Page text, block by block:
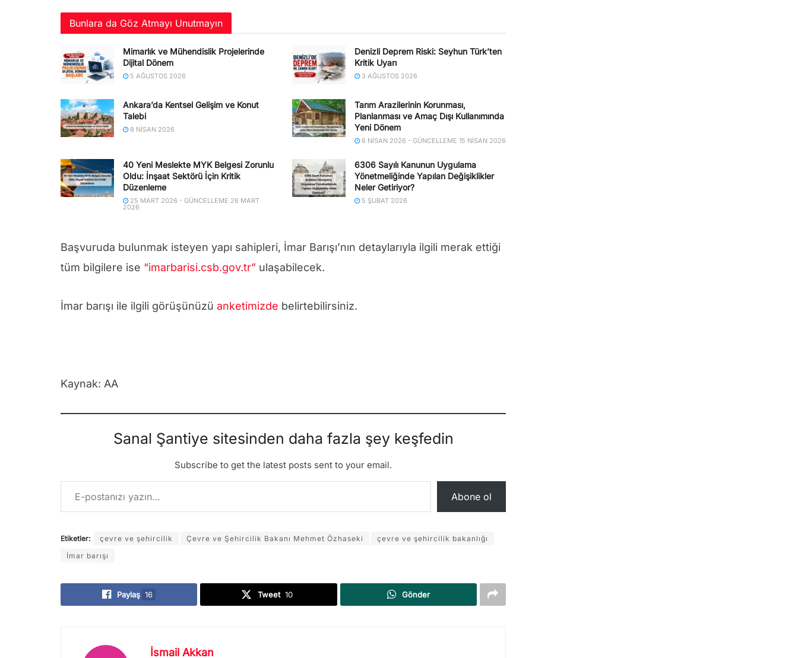
Bunlara da Göz Atmayı Unutmayın
Mimarlık ve Mühendislik Projelerinde
Dijital Dönem
5 AĞUSTOS 2026
Denizli Deprem Riski: Seyhun Türk’ten
Kritik Uyarı
3 AĞUSTOS 2026
Ankara’da Kentsel Gelişim ve Konut
Talebi
8 NISAN 2026
Tarım Arazilerinin Korunması,
Planlanması ve Amaç Dışı Kullanımında
Yeni Dönem
6 NISAN 2026 - GÜNCELLEME 15 NISAN 2026
40 Yeni Meslekte MYK Belgesi Zorunlu
Oldu: İnşaat Sektörü İçin Kritik
Düzenleme
25 MART 2026 - GÜNCELLEME 26 MART
2026
6306 Sayılı Kanunun Uygulama
Yönetmeliğinde Yapılan Değişiklikler
Neler Getiriyor?
5 ŞUBAT 2026
Başvuruda bulunmak isteyen yapı sahipleri, İmar Barışı’nın detaylarıyla ilgili merak ettiği
tüm bilgilere ise “imarbarisi.csb.gov.tr” ulaşabilecek.
İmar barışı ile ilgili görüşünüzü anketimizde belirtebilirsiniz.
Kaynak: AA
Sanal Şantiye sitesinden daha fazla şey keşfedin
Subscribe to get the latest posts sent to your email.
E-postanızı yazın…
Abone ol
Etiketler: çevre ve şehircilik Çevre ve Şehircilik Bakanı Mehmet Özhaseki
çevre ve şehircilik bakanlığı
İmar barışı
Paylaş 16 Tweet 10 Gönder
İsmail Akkan